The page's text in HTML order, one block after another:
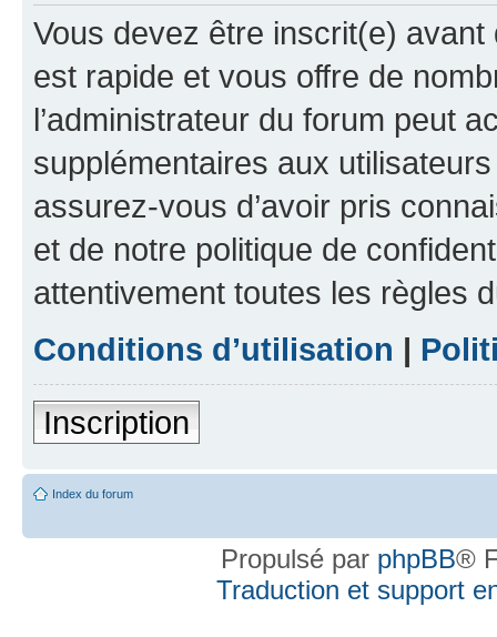
Vous devez être inscrit(e) avant
est rapide et vous offre de
l’administrateur du forum peut
supplémentaires aux
assurez-vous d’avoir pris
et de notre politique de
attentivement toutes les règles
Conditions d’utilisation |
Inscription
Index du forum
Propulsé par phpBB®
Traduction et support